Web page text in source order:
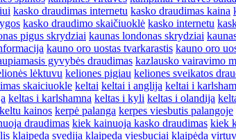
kasko draudimas internetu kasko draudimas kaina
kasko draudimo skaičiuoklė kasko internetu
pigus skrydziai kaunas londonas skrydziai
kauno oro uostas tvarkarastis kauno oro
gyvybės draudimas kazlausko vairavimo
lėktuvu keliones pigiau keliones sveikatos
skaiciuokle keltai keltai i anglija keltai i
keltas i karlshamna keltas i kyli keltas i olandija
keltu kainos kerpė palanga kerpes viesbutis palangoje
draudimas kiek kainuoja kasko draudimas kiek
klaipeda svedija klaipeda viesbuciai klaipėda